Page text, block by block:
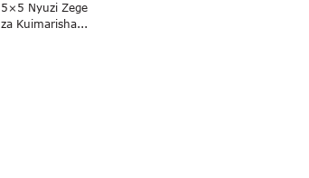
5×5 Nyuzi Zege
za Kuimarisha...